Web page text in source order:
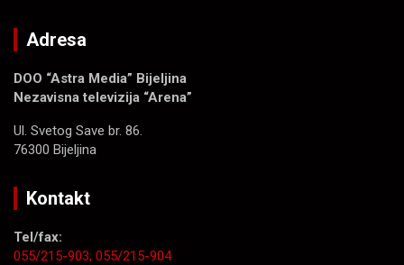
Adresa
DOO “Astra Media” Bijeljina
Nezavisna televizija “Arena”
Ul. Svetog Save br. 86.
76300 Bijeljina
Kontakt
Tel/fax:
055/215-903; 055/215-904